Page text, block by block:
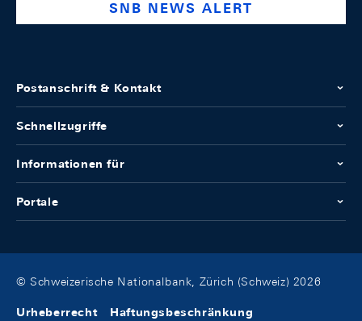
SNB NEWS ALERT
Postanschrift & Kontakt
Schnellzugriffe
Informationen für
Portale
© Schweizerische Nationalbank, Zürich (Schweiz) 2026
Urheberrecht Haftungsbeschränkung